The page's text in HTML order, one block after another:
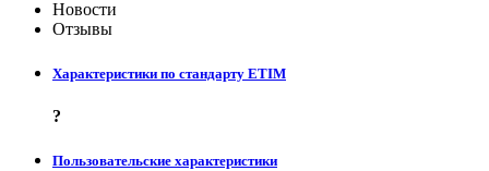
Новости
Отзывы
Характеристики по стандарту ETIM
?
Пользовательские характеристики